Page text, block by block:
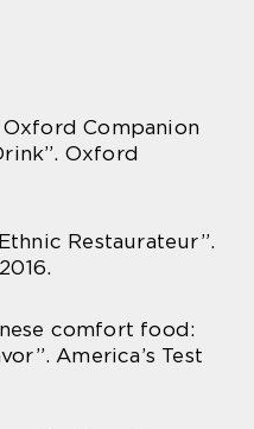
Oxford Companion
Oxford
Restaurateur”.
comfort food:
America’s Test